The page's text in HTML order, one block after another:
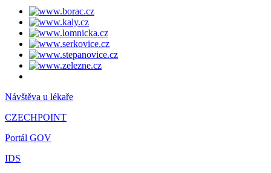
Návštěva u lékaře
CZECHPOINT
Portál GOV
IDS